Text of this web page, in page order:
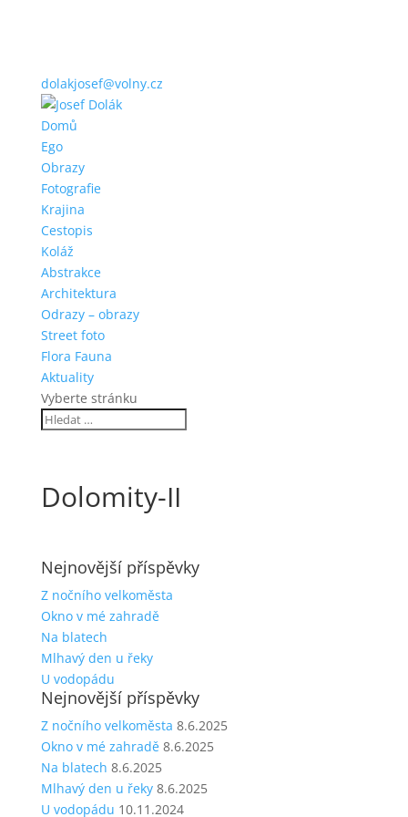
dolakjosef@volny.cz
Domů
Ego
Obrazy
Fotografie
Krajina
Cestopis
Koláž
Abstrakce
Architektura
Odrazy – obrazy
Street foto
Flora Fauna
Aktuality
Vyberte stránku
Dolomity-II
Nejnovější příspěvky
Z nočního velkoměsta
Okno v mé zahradě
Na blatech
Mlhavý den u řeky
U vodopádu
Nejnovější příspěvky
Z nočního velkoměsta 8.6.2025
Okno v mé zahradě 8.6.2025
Na blatech 8.6.2025
Mlhavý den u řeky 8.6.2025
U vodopádu 10.11.2024